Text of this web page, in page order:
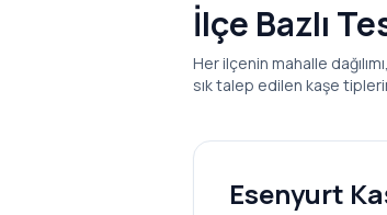
İlçe Bazlı
Her ilçenin mahalle
sık talep edilen kaşe
Esenyurt